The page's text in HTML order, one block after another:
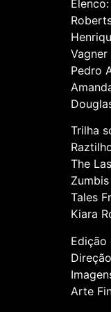
Elenco:
Pedro
Trilha
The
Tales
Kiara
Edição
Arte